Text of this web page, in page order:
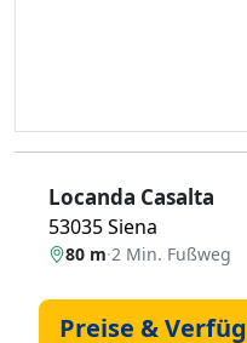
Locanda Casalta
53035 Siena
80 m·2 Min. Fußweg
Preise &